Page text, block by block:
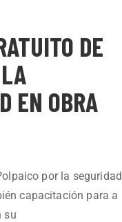
DE
EN OBRA
por la seguridad
capacitación para a
su